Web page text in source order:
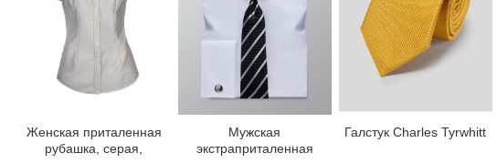
Женская приталенная
рубашка, серая,
Мужская
экстраприталенная
Галстук Charles Tyrwhitt